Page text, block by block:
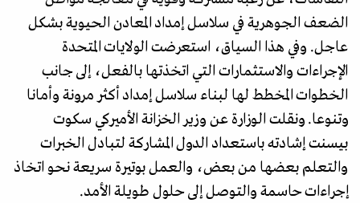
الضعف الجوهرية في سلاسل إمداد المعادن الحيوية بشكل
عاجل. وفي هذا السياق، استعرضت الولايات المتحدة
الإجراءات والاستثمارات التي اتخذتها بالفعل، إلى جانب
الخطوات المخطط لها لبناء سلاسل إمداد أكثر مرونة وأمانا
وتنوعا. ونقلت الوزارة عن وزير الخزانة الأميركي سكوت
بيسنت إشادته باستعداد الدول المشاركة لتبادل الخبرات
والتعلم بعضها من بعض، والعمل بوتيرة سريعة نحو اتخاذ
إجراءات حاسمة والتوصل إلى حلول طويلة الأمد.